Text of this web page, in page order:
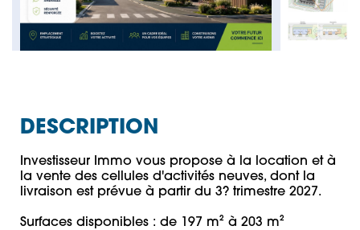
ACTUALITÉS
CONTACT
DESCRIPTION
Investisseur Immo vous propose à la location et à
la vente des cellules d'activités neuves, dont la
livraison est prévue à partir du 3? trimestre 2027.
Surfaces disponibles : de 197 m² à 203 m²